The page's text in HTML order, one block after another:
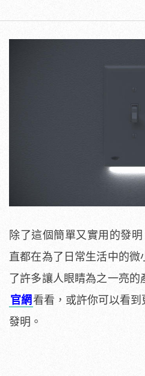
除了這個簡單又實用的發
直都在為了日常生活中的
了許多讓人眼睛為之一亮
官網 看看，或許你可以看
發明。